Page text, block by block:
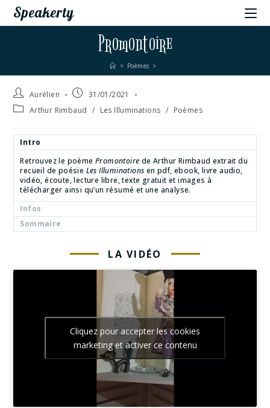
Speakerty
Promontoire
> Poèmes >
Aurélien
31/01/2021
Arthur Rimbaud / Les Illuminations / Poèmes
Intro
Retrouvez le poèmePromontoire de Arthur Rimbaud extrait du
recueil de poésie Les Illuminations en pdf, ebook, livre audio,
vidéo, écoute, lecture libre, texte gratuit et images à
télécharger ainsi qu’un résumé et une analyse.
Infos
Sommaire
LA VIDÉO
Cliquez pour accepter les cookies
marketing et activer ce contenu